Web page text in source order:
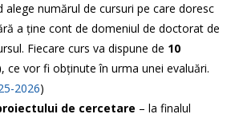
alege numărul de cursuri pe care doresc
a ține cont de domeniul de doctorat de
Fiecare curs va dispune de 10
, ce vor fi obținute în urma unei evaluări.
2026)
de cercetare – la finalul